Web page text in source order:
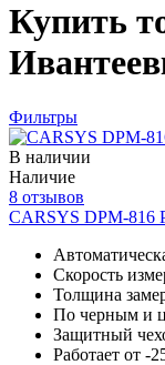
Купить
Фильтры
В наличии
Наличие
8 отзывов
CARSYS DPM-816
Скорость
Толщина
По черным и
Защитный
Работает от -